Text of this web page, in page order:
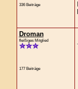
336 Beiträge
Droman
fleißiges Mitglied
177 Beiträge